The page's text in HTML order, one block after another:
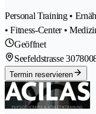
Personal Training •
• Fitness-Center •
Geöffnet
Seefeldstrasse 307
Termin reservieren